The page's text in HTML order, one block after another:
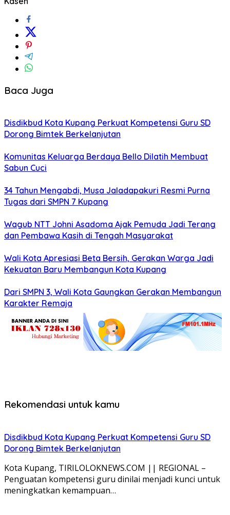
Baca Juga
Disdikbud Kota Kupang Perkuat Kompetensi Guru SD
Dorong Bimtek Berkelanjutan
Komunitas Keluarga Berdaya Bello Dilatih Membuat
Sabun Cuci
34 Tahun Mengabdi, Musa Jaladapakuri Resmi Purna
Tugas dari SMPN 7 Kupang
Wagub NTT Johni Asadoma Ajak Pemuda Jadi Terang
dan Pembawa Kasih di Tengah Masyarakat
Wali Kota Apresiasi Beta Bersih, Gerakan Warga Jadi
Kekuatan Baru Membangun Kota Kupang
Dari SMPN 3, Wali Kota Gaungkan Gerakan Membangun
Karakter Remaja
Rekomendasi untuk kamu
Disdikbud Kota Kupang Perkuat Kompetensi Guru SD
Dorong Bimtek Berkelanjutan
Kota Kupang, TIRILOLOKNEWS.COM || REGIONAL –
Penguatan kompetensi guru dinilai menjadi kunci untuk
meningkatkan kemampuan…